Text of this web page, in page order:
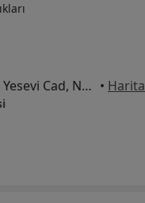
Barbaros Mah, H. Ahmet Yesevi Cad, No: 149 Güneşli - Bağcılar / İstanbul, Bağcılar • Harita